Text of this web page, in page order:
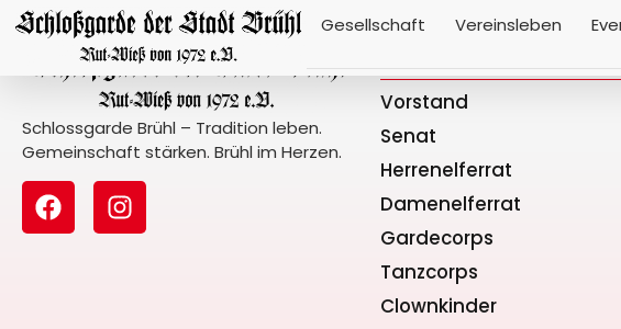
Gesellschaft Vereinsleben
Schlossgarde Brühl – Tradition leben.
Gemeinschaft stärken. Brühl im Herzen.
Vorstand
Senat
Herrenelferrat
Damenelferrat
Gardecorps
Tanzcorps
Clownkinder